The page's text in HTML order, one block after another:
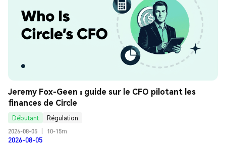
Jeremy Fox-Geen : guide sur le CFO pilotant les
finances de Circle
Débutant
Régulation
2026-08-05
10-15m
2026-08-05